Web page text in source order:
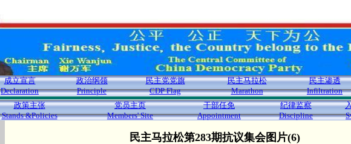
成立宣言
Declaration
政治纲领
Principle
民主党党旗
CDP Flag
民主马拉松
Marathon
民主渗透
Infiltration
政策主张
Stands &Policies
党员主页
Members' Site
干部任免
Appointment
纪律监察
Discipline
民主马拉松第283期抗议集会图片(6)